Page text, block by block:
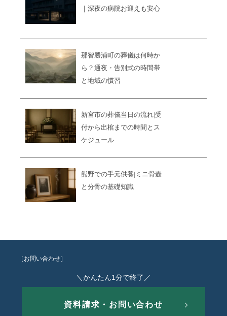
｜深夜の病院お迎えも安心
那智勝浦町の葬儀は何時か
ら？通夜・告別式の時間帯
と地域の慣習
新宮市の葬儀当日の流れ|受
付から出棺までの時間とス
ケジュール
熊野での手元供養|ミニ骨壺
と分骨の基礎知識
［お問い合わせ］
＼かんたん1分で終了／
資料請求・お問い合わせ